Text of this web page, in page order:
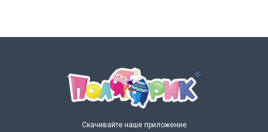
Скачивайте наше приложение